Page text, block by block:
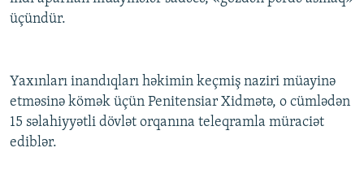
üçündür.
Yaxınları inandıqları həkimin keçmiş naziri müayinə
etməsinə kömək üçün Penitensiar Xidmətə, o cümlədən
15 səlahiyyətli dövlət orqanına teleqramla müraciət
ediblər.